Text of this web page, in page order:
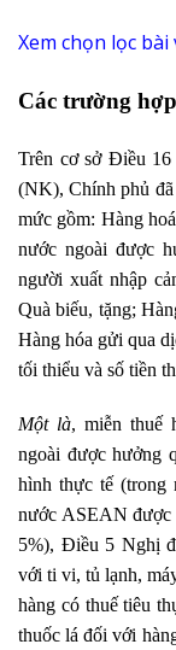
Xem chọn lọc
Các trường
Trên cơ sở Điều
(NK), Chính phủ đã
mức gồm: Hàng
nước ngoài được
người xuất nhập
Quà biếu, tặng;
Hàng hóa gửi qua
tối thiểu và số tiền
Một là, miễn thuế
ngoài được hưởng
hình thực tế (trong
nước ASEAN được
5%), Điều 5 Nghị
với ti vi, tủ lạnh,
hàng có thuế tiêu
thuốc lá đối với